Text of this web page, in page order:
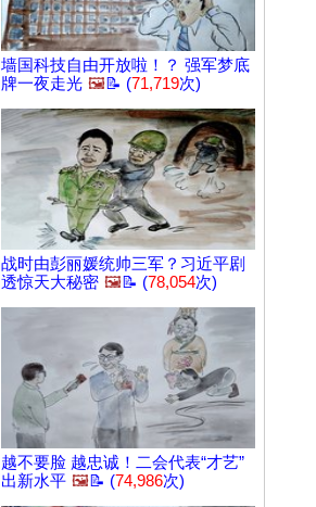
墙国科技自由开放啦！？ 强军梦底
牌一夜走光 🖼️📝 (71,719次)
战时由彭丽媛统帅三军？习近平剧
透惊天大秘密 🖼️📝 (78,054次)
越不要脸 越忠诚！二会代表“才艺”
出新水平 🖼️📝 (74,986次)